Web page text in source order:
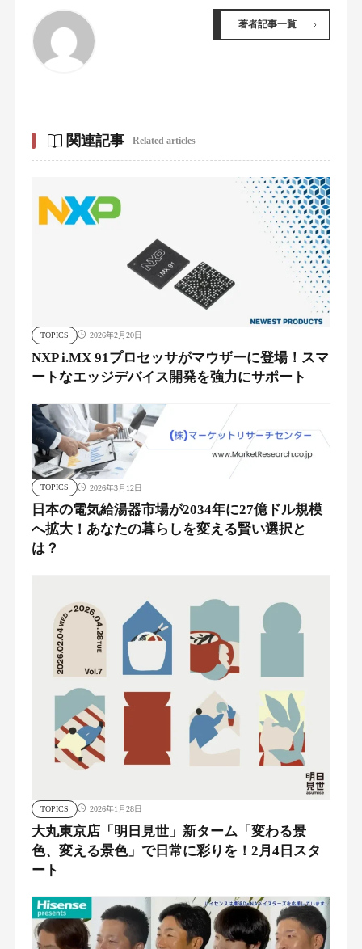
著者記事一覧
関連記事 Related articles
TOPICS 2026年2月20日
NXP i.MX 91プロセッサがマウザーに登場！スマ
ートなエッジデバイス開発を強力にサポート
TOPICS 2026年3月12日
日本の電気給湯器市場が2034年に27億ドル規模
へ拡大！あなたの暮らしを変える賢い選択と
は？
TOPICS 2026年1月28日
大丸東京店「明日見世」新ターム「変わる景
色、変える景色」で日常に彩りを！2月4日スタ
ート